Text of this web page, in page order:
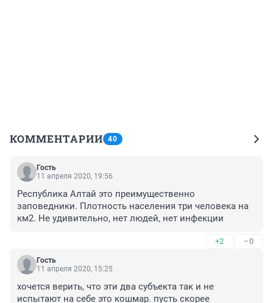
КОММЕНТАРИИ 40
Гость
11 апреля 2020, 19:56
Республика Алтай это преимущественно
заповедники. Плотность населения три человека на
км2. Не удивительно, нет людей, нет инфекции
+2 –0
Гость
11 апреля 2020, 15:25
хочется верить, что эти два субъекта так и не
испытают на себе это кошмар. пусть скорее